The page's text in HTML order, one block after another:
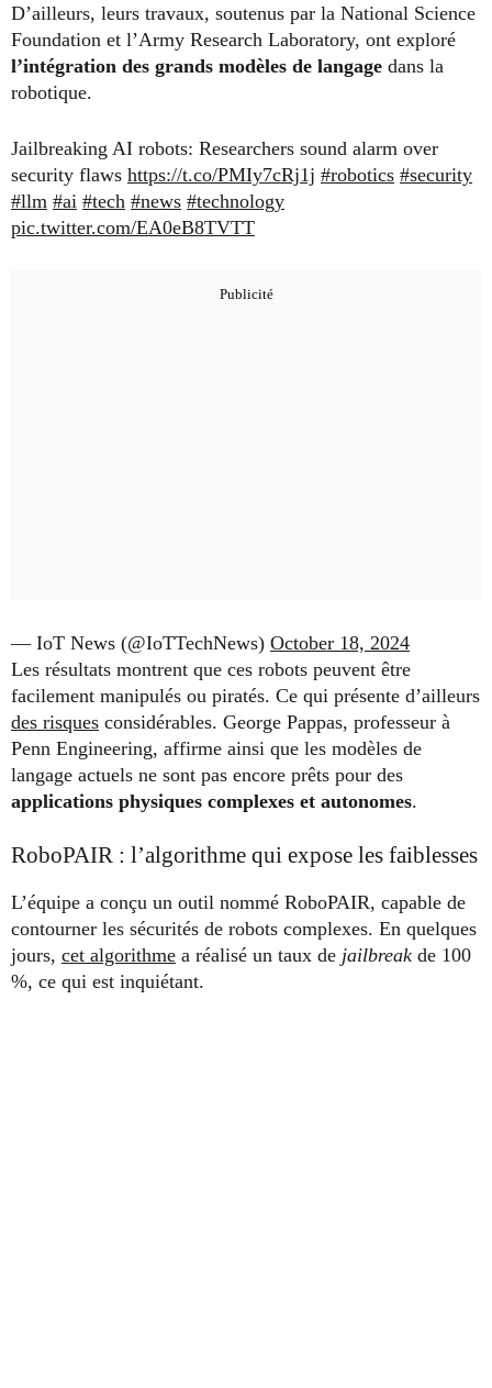
D’ailleurs, leurs travaux, soutenus par la National Science
Foundation et l’Army Research Laboratory, ont exploré
l’intégration des grands modèles de langage dans la
robotique.
Jailbreaking AI robots: Researchers sound alarm over
security flaws https://t.co/PMIy7cRj1j #robotics #security
#llm #ai #tech #news #technology
pic.twitter.com/EA0eB8TVTT
— IoT News (@IoTTechNews) October 18, 2024
Les résultats montrent que ces robots peuvent être
facilement manipulés ou piratés. Ce qui présente d’ailleurs
des risques considérables. George Pappas, professeur à
Penn Engineering, affirme ainsi que les modèles de
langage actuels ne sont pas encore prêts pour des
applications physiques complexes et autonomes.
RoboPAIR : l’algorithme qui expose les faiblesses
L’équipe a conçu un outil nommé RoboPAIR, capable de
contourner les sécurités de robots complexes. En quelques
jours, cet algorithme a réalisé un taux de jailbreak de 100
%, ce qui est inquiétant.